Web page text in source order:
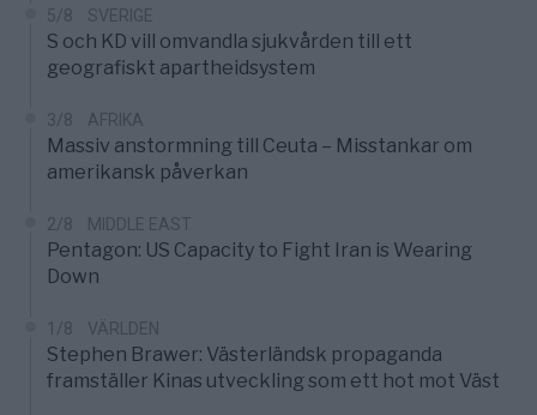
5/8 SVERIGE
S och KD vill omvandla sjukvården till ett
geografiskt apartheidsystem
3/8 AFRIKA
Massiv anstormning till Ceuta – Misstankar om
amerikansk påverkan
2/8 MIDDLE EAST
Pentagon: US Capacity to Fight Iran is Wearing
Down
1/8 VÄRLDEN
Stephen Brawer: Västerländsk propaganda
framställer Kinas utveckling som ett hot mot Väst